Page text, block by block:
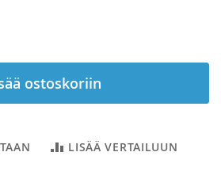
ostoskoriin
LISÄÄ VERTAILUUN